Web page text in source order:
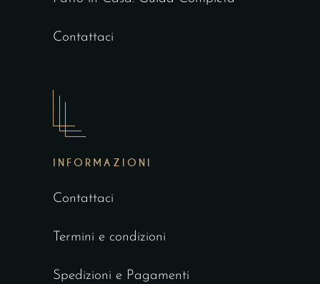
Contattaci
INFORMAZIONI
Contattaci
Termini e condizioni
Spedizioni e Pagamenti